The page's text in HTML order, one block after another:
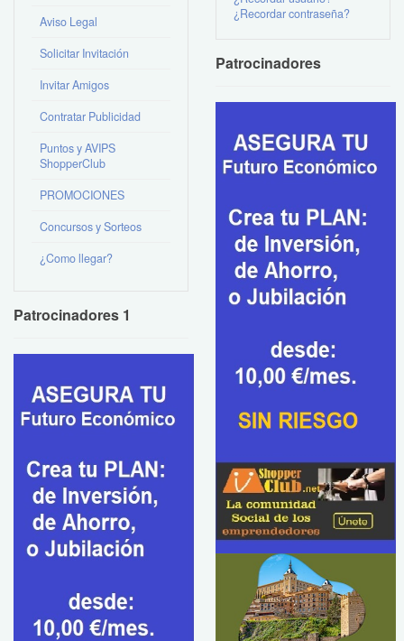
Aviso Legal
Solicitar Invitación
Invitar Amigos
Contratar Publicidad
Puntos y AVIPS
ShopperClub
PROMOCIONES
Concursos y Sorteos
¿Como llegar?
Patrocinadores 1
¿Recordar contraseña?
Patrocinadores